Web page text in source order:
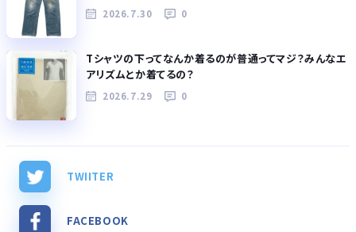
2026.7.30 0
Tシャツの下ってなんか着るのが普通ってマジ？みんなエ
アリズムとか着てるの？
2026.7.29 0
TWIITER
FACEBOOK